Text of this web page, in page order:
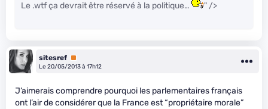
Le .wtf ça devrait être réservé à la politique… " />
sitesref Premium
Le 20/05/2013 à 17h12
J’aimerais comprendre pourquoi les parlementaires français
ont l’air de considérer que la France est “propriétaire morale”